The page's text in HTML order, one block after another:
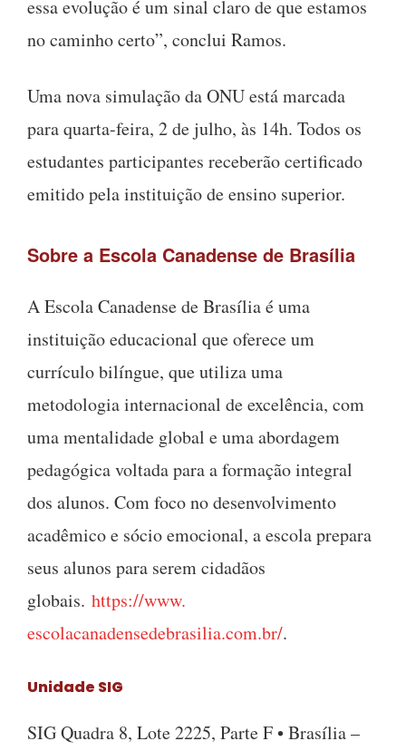
essa evolução é um sinal claro de que estamos
no caminho certo”, conclui Ramos.
Uma nova simulação da ONU está marcada
para quarta-feira, 2 de julho, às 14h. Todos os
estudantes participantes receberão certificado
emitido pela instituição de ensino superior.
Sobre a Escola Canadense de Brasília
A Escola Canadense de Brasília é uma
instituição educacional que oferece um
currículo bilíngue, que utiliza uma
metodologia internacional de excelência, com
uma mentalidade global e uma abordagem
pedagógica voltada para a formação integral
dos alunos. Com foco no desenvolvimento
acadêmico e sócio emocional, a escola prepara
seus alunos para serem cidadãos
globais. https://www.
escolacanadensedebrasilia.com.br/.
Unidade SIG
SIG Quadra 8, Lote 2225, Parte F • Brasília –